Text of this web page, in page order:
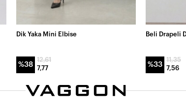
Dik Yaka Mini Elbise
%38
12,61
7,77
Beli Drapeli
%33
11,35
7,56